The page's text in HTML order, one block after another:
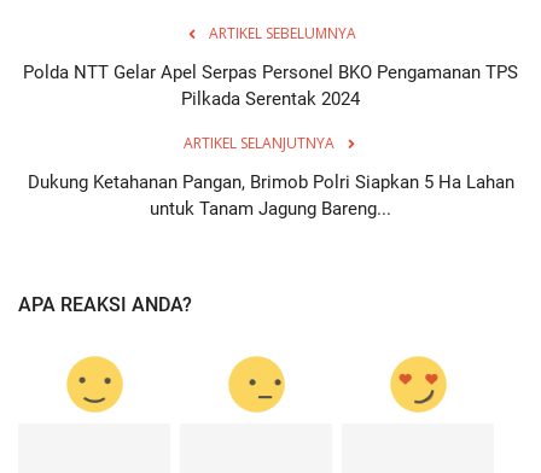
ARTIKEL SEBELUMNYA
Polda NTT Gelar Apel Serpas Personel BKO Pengamanan TPS
Pilkada Serentak 2024
ARTIKEL SELANJUTNYA
Dukung Ketahanan Pangan, Brimob Polri Siapkan 5 Ha Lahan
untuk Tanam Jagung Bareng...
APA REAKSI ANDA?